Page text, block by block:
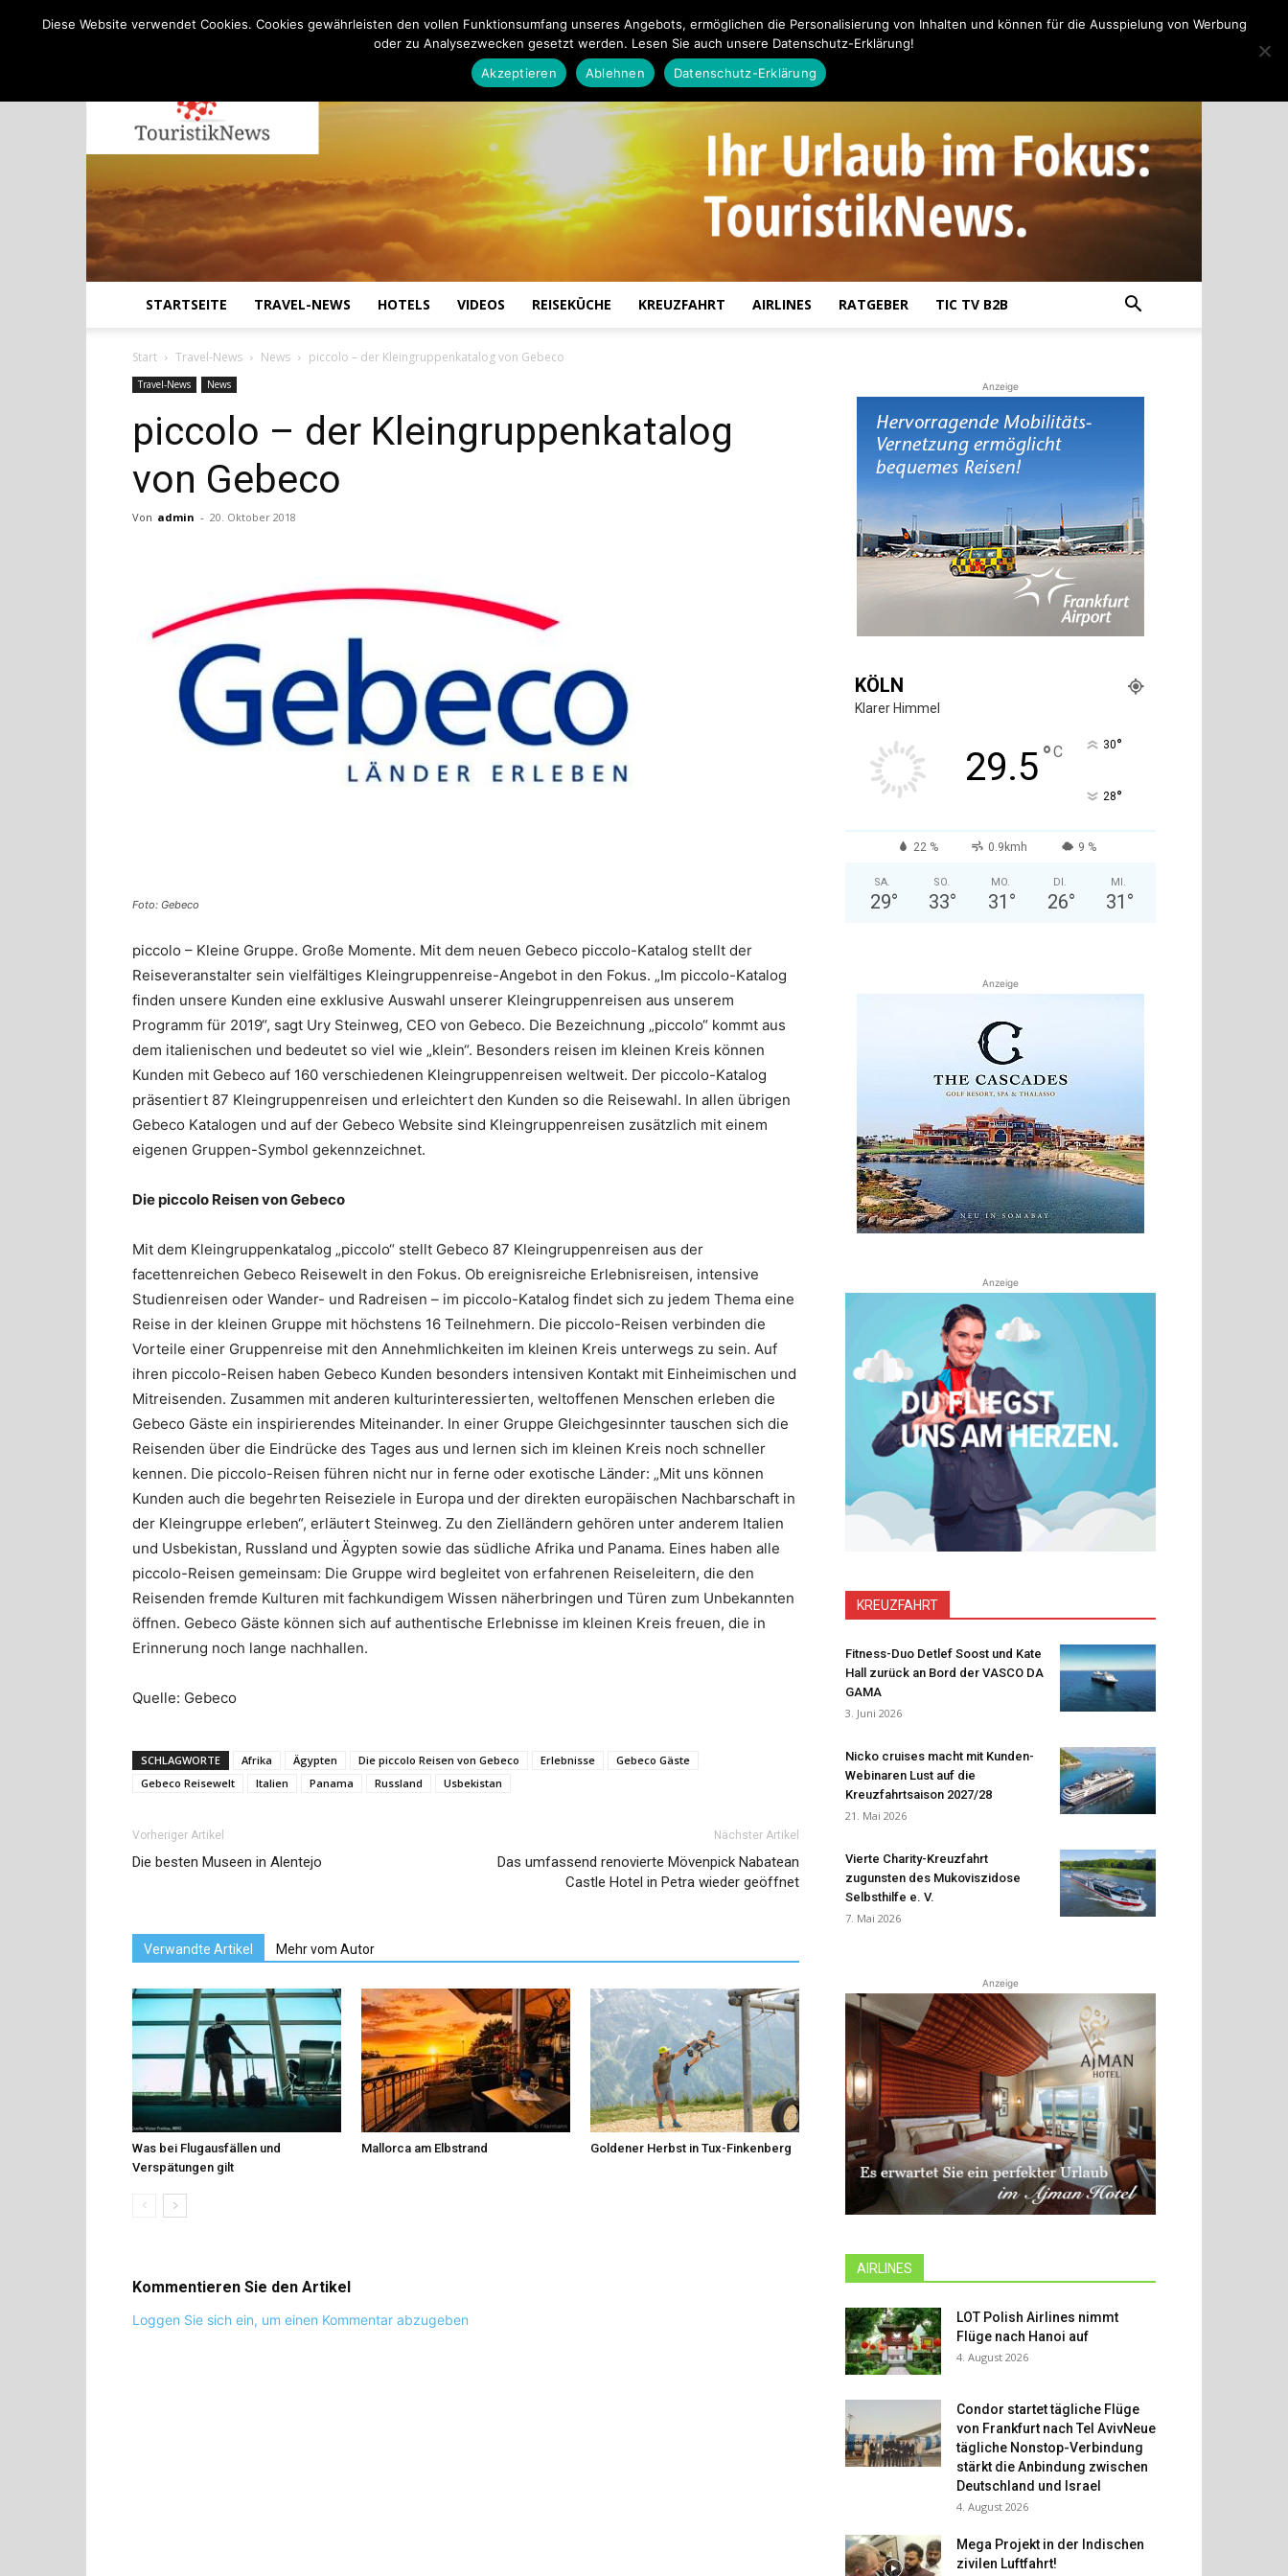
STARTSEITE TRAVEL-NEWS HOTELS VIDEOS REISEKÜCHE KREUZFAHRT AIRLINES RATGEBER TIC TV B2B
Start Travel-News News piccolo – der Kleingruppenkatalog von Gebeco
Travel-News News
piccolo – der Kleingruppenkatalog
von Gebeco
Von admin - 20. Oktober 2018
Foto: Gebeco
piccolo – Kleine Gruppe. Große Momente. Mit dem neuen Gebeco piccolo-Katalog stellt der
Reiseveranstalter sein vielfältiges Kleingruppenreise-Angebot in den Fokus. „Im piccolo-Katalog
finden unsere Kunden eine exklusive Auswahl unserer Kleingruppenreisen aus unserem
Programm für 2019“, sagt Ury Steinweg, CEO von Gebeco. Die Bezeichnung „piccolo“ kommt aus
dem italienischen und bedeutet so viel wie „klein“. Besonders reisen im kleinen Kreis können
Kunden mit Gebeco auf 160 verschiedenen Kleingruppenreisen weltweit. Der piccolo-Katalog
präsentiert 87 Kleingruppenreisen und erleichtert den Kunden so die Reisewahl. In allen übrigen
Gebeco Katalogen und auf der Gebeco Website sind Kleingruppenreisen zusätzlich mit einem
eigenen Gruppen-Symbol gekennzeichnet.
Die piccolo Reisen von Gebeco
Mit dem Kleingruppenkatalog „piccolo“ stellt Gebeco 87 Kleingruppenreisen aus der
facettenreichen Gebeco Reisewelt in den Fokus. Ob ereignisreiche Erlebnisreisen, intensive
Studienreisen oder Wander- und Radreisen – im piccolo-Katalog findet sich zu jedem Thema eine
Reise in der kleinen Gruppe mit höchstens 16 Teilnehmern. Die piccolo-Reisen verbinden die
Vorteile einer Gruppenreise mit den Annehmlichkeiten im kleinen Kreis unterwegs zu sein. Auf
ihren piccolo-Reisen haben Gebeco Kunden besonders intensiven Kontakt mit Einheimischen und
Mitreisenden. Zusammen mit anderen kulturinteressierten, weltoffenen Menschen erleben die
Gebeco Gäste ein inspirierendes Miteinander. In einer Gruppe Gleichgesinnter tauschen sich die
Reisenden über die Eindrücke des Tages aus und lernen sich im kleinen Kreis noch schneller
kennen. Die piccolo-Reisen führen nicht nur in ferne oder exotische Länder: „Mit uns können
Kunden auch die begehrten Reiseziele in Europa und der direkten europäischen Nachbarschaft in
der Kleingruppe erleben“, erläutert Steinweg. Zu den Zielländern gehören unter anderem Italien
und Usbekistan, Russland und Ägypten sowie das südliche Afrika und Panama. Eines haben alle
piccolo-Reisen gemeinsam: Die Gruppe wird begleitet von erfahrenen Reiseleitern, die den
Reisenden fremde Kulturen mit fachkundigem Wissen näherbringen und Türen zum Unbekannten
öffnen. Gebeco Gäste können sich auf authentische Erlebnisse im kleinen Kreis freuen, die in
Erinnerung noch lange nachhallen.
Quelle: Gebeco
SCHLAGWORTE Afrika Ägypten Die piccolo Reisen von Gebeco Erlebnisse
Gebeco Gäste
Gebeco Reisewelt
Italien Panama Russland Usbekistan
Vorheriger Artikel
Die besten Museen in Alentejo
Nächster Artikel
Das umfassend renovierte Mövenpick Nabatean
Castle Hotel in Petra wieder geöffnet
Verwandte Artikel Mehr vom Autor
Was bei Flugausfällen und
Verspätungen gilt
Mallorca am Elbstrand Goldener Herbst in Tux-Finkenberg
Kommentieren Sie den Artikel
Loggen Sie sich ein, um einen Kommentar abzugeben
Anzeige
KÖLN
Klarer Himmel
29.5°C 30°
28°
22 % 0.9kmh 9 %
SA.
29°
SO.
33°
MO.
31 °
DI.
26°
MI.
31 °
Anzeige
Anzeige
KREUZFAHRT
Fitness-Duo Detlef Soost und Kate
Hall zurück an Bord der VASCO DA
GAMA
3. Juni 2026
Nicko cruises macht mit Kunden-
Webinaren Lust auf die
Kreuzfahrtsaison 2027/28
21. Mai 2026
Vierte Charity-Kreuzfahrt
zugunsten des Mukoviszidose
Selbsthilfe e. V.
7. Mai 2026
Anzeige
AIRLINES
LOT Polish Airlines nimmt
Flüge nach Hanoi auf
4. August 2026
Condor startet tägliche Flüge
von Frankfurt nach Tel AvivNeue
tägliche Nonstop-Verbindung
stärkt die Anbindung zwischen
Deutschland und Israel
4. August 2026
Mega Projekt in der Indischen
zivilen Luftfahrt!
Diese Website verwendet Cookies. Cookies gewährleisten den vollen Funktionsumfang unseres Angebots, ermöglichen die Personalisierung von Inhalten und können für die Ausspielung von Werbung
oder zu Analysezwecken gesetzt werden. Lesen Sie auch unsere Datenschutz-Erklärung!
Akzeptieren
Ablehnen Datenschutz-Erklärung